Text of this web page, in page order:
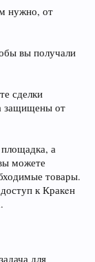
нужно, от
вы получали
сделки
защищены от
а
можете
товары.
к Кракeн
для